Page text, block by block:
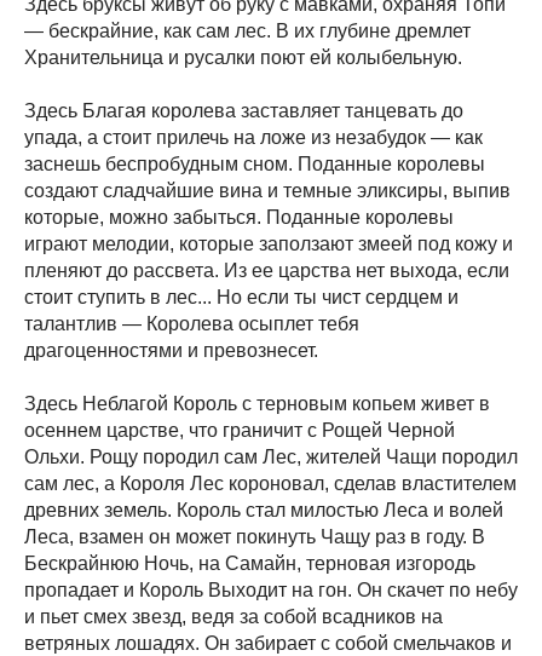
Здесь бруксы живут об руку с мавками, охраняя Топи
— бескрайние, как сам лес. В их глубине дремлет
Хранительница и русалки поют ей колыбельную.
Здесь Благая королева заставляет танцевать до
упада, а стоит прилечь на ложе из незабудок — как
заснешь беспробудным сном. Поданные королевы
создают сладчайшие вина и темные эликсиры, выпив
которые, можно забыться. Поданные королевы
играют мелодии, которые заползают змеей под кожу и
пленяют до рассвета. Из ее царства нет выхода, если
стоит ступить в лес... Но если ты чист сердцем и
талантлив — Королева осыплет тебя
драгоценностями и превознесет.
Здесь Неблагой Король с терновым копьем живет в
осеннем царстве, что граничит с Рощей Черной
Ольхи. Рощу породил сам Лес, жителей Чащи породил
сам лес, а Короля Лес короновал, сделав властителем
древних земель. Король стал милостью Леса и волей
Леса, взамен он может покинуть Чащу раз в году. В
Бескрайнюю Ночь, на Самайн, терновая изгородь
пропадает и Король Выходит на гон. Он скачет по небу
и пьет смех звезд, ведя за собой всадников на
ветряных лошадях. Он забирает с собой смельчаков и